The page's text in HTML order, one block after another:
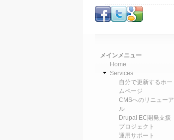
メインメニュー
Home
Services
自分で更新するホー
ムページ
CMSへのリニューア
ル
Drupal EC開発支援
プロジェクト
運用サポート